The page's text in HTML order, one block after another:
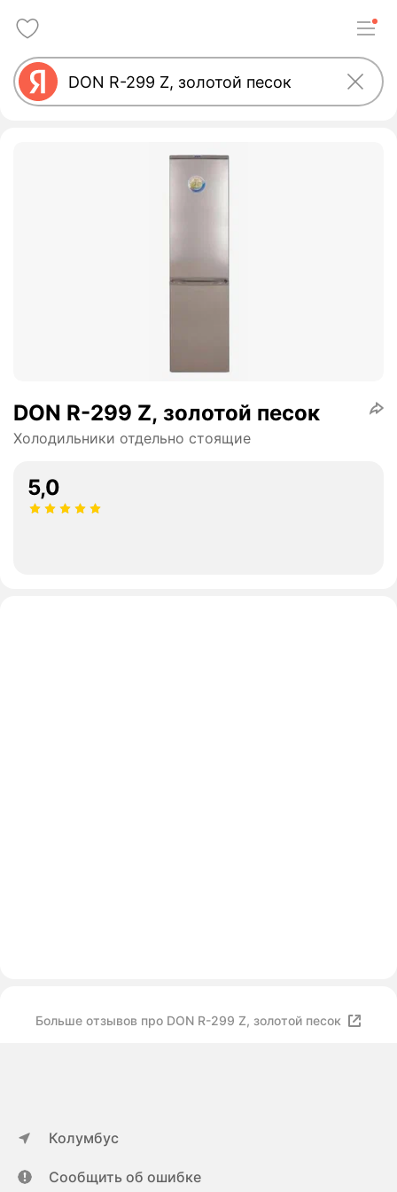
DON R-299 Z, золотой песок
Холодильники отдельно стоящие
5,0
Больше отзывов про DON R-299 Z, золотой песок
Колумбус
Сообщить об ошибке